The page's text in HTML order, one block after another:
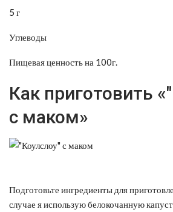
5 г
Углеводы
Пищевая ценность на 100г.
Как приготовить
с маком»
Подготовьте ингредиенты для
случае я использую белокочанную